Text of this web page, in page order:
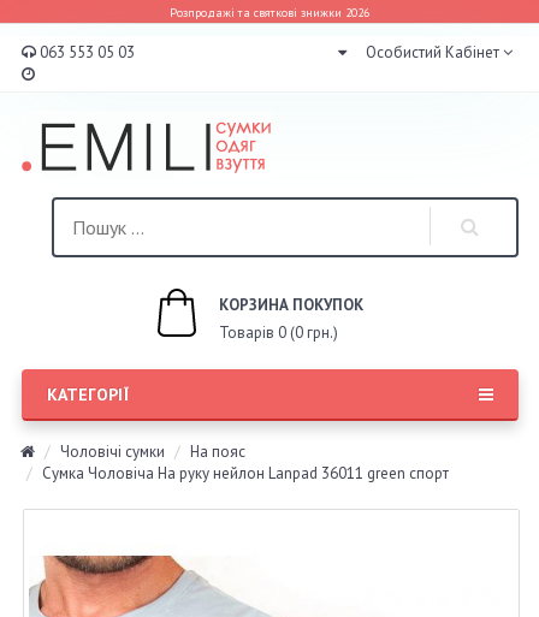
Розпродажі та святкові знижки 2026
063 553 05 03 Особистий Кабінет
КОРЗИНА ПОКУПОК
Товарів 0 (0 грн.)
КАТЕГОРІЇ
Чоловічі сумки
На пояс
Сумка Чоловіча На руку нейлон Lanpad 36011 green спорт